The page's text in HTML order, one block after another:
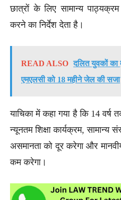
छात्रों के लिए सामान्य
करने का निर्देश देता है।
READ ALSO दलित युवकों का
एमएलसी को 18 महीने जेल की सजा
याचिका में कहा गया है कि 14 वर्ष
न्यूनतम शिक्षा कार्यक्रम, सामान्य
असमानता को दूर करेगा और
कम करेगा।